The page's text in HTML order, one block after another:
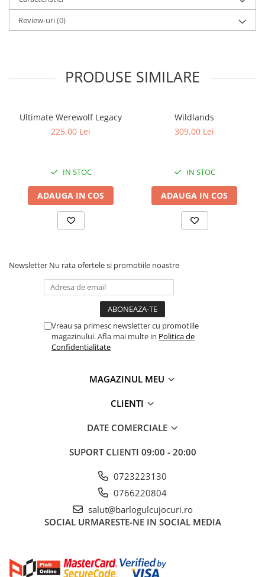
Review-uri(0)
PRODUSE SIMILARE
Ultimate Werewolf Legacy
225,00 Lei
IN STOC
ADAUGA IN COS
Wildlands
309,00 Lei
IN STOC
ADAUGA IN COS
Newsletter Nu rata ofertele si promotiile noastre
Vreau sa primesc newsletter cu promotiile
magazinului. Afla mai multe in Politica de
Confidentialitate
MAGAZINUL MEU
CLIENTI
DATE COMERCIALE
SUPORT CLIENTI 09:00 - 20:00
0723223130
0766220804
salut@barlogulcujocuri.ro
SOCIAL URMARESTE-NE IN SOCIAL MEDIA